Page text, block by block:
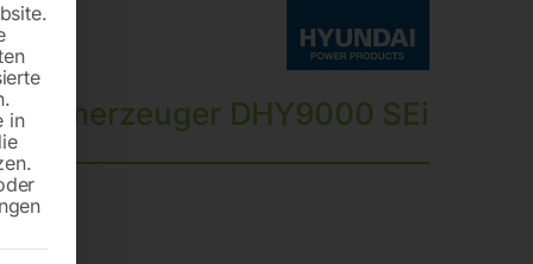
DHY9000 SEi
in